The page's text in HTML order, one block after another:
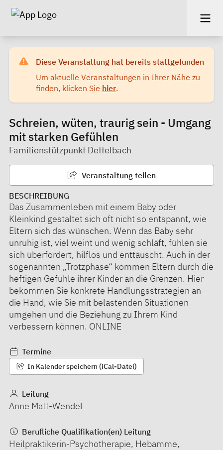
Diese Veranstaltung hat bereits stattgefunden
Um aktuelle Veranstaltungen in Ihrer Nähe zu
finden, klicken Sie hier.
Schreien, wüten, traurig sein - Umgang
mit starken Gefühlen
Familienstützpunkt Dettelbach
Veranstaltung teilen
BESCHREIBUNG
Das Zusammenleben mit einem Baby oder
Kleinkind gestaltet sich oft nicht so entspannt, wie
Eltern sich das wünschen. Wenn das Baby sehr
unruhig ist, viel weint und wenig schläft, fühlen sie
sich überfordert, hilflos und enttäuscht. Auch in der
sogenannten „Trotzphase“ kommen Eltern durch die
heftigen Gefühle ihrer Kinder an die Grenzen. Hier
bekommen Sie konkrete Handlungsstrategien an
die Hand, wie Sie mit belastenden Situationen
umgehen und die Beziehung zu Ihrem Kind
verbessern können. ONLINE
Termine
In Kalender speichern (iCal-Datei)
Leitung
Anne Matt-Wendel
Berufliche Qualifikation(en) Leitung
Heilpraktikerin-Psychotherapie, Hebamme,